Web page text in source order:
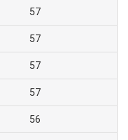
57
57
57
57
56